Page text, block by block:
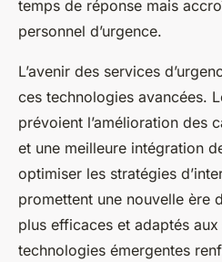
temps de réponse mais
personnel d’urgence.
L’avenir des services
ces technologies avancées.
prévoient l’amélioration des
et une meilleure intégration
optimiser les stratégies
promettent une nouvelle ère
plus efficaces et adaptés
technologies émergentes